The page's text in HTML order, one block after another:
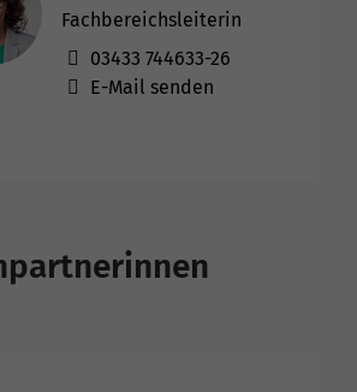
Fachbereichsleiterin
03433 744633-26
E-Mail senden